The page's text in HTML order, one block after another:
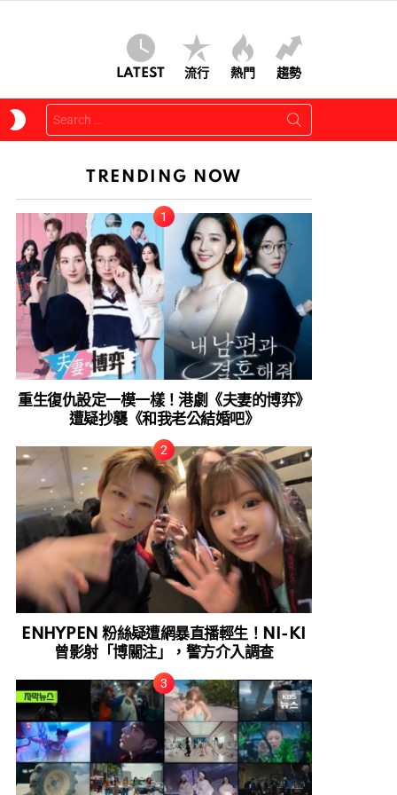
LATEST 流行 熱門 趨勢
SKIN
Search
for:
TRENDING NOW
重生復仇設定一模一樣！港劇《夫妻的博弈》
遭疑抄襲《和我老公結婚吧》
ENHYPEN 粉絲疑遭網暴直播輕生！NI-KI
曾影射「博關注」，警方介入調查